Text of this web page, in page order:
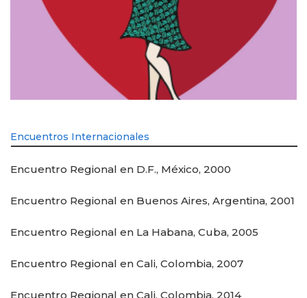
Encuentros Internacionales
Encuentro Regional en D.F., México, 2000
Encuentro Regional en Buenos Aires, Argentina, 2001
Encuentro Regional en La Habana, Cuba, 2005
Encuentro Regional en Cali, Colombia, 2007
Encuentro Regional en Cali, Colombia, 2014